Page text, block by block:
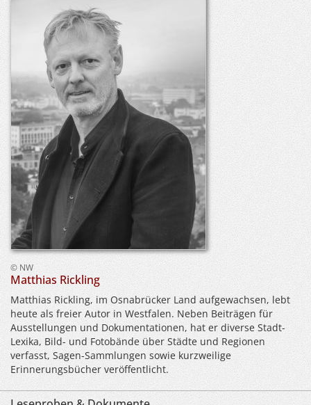
© NW
Matthias Rickling
Matthias Rickling, im Osnabrücker Land aufgewachsen, lebt
heute als freier Autor in Westfalen. Neben Beiträgen für
Ausstellungen und Dokumentationen, hat er diverse Stadt-
Lexika, Bild- und Fotobände über Städte und Regionen
verfasst, Sagen-Sammlungen sowie kurzweilige
Erinnerungsbücher veröffentlicht.